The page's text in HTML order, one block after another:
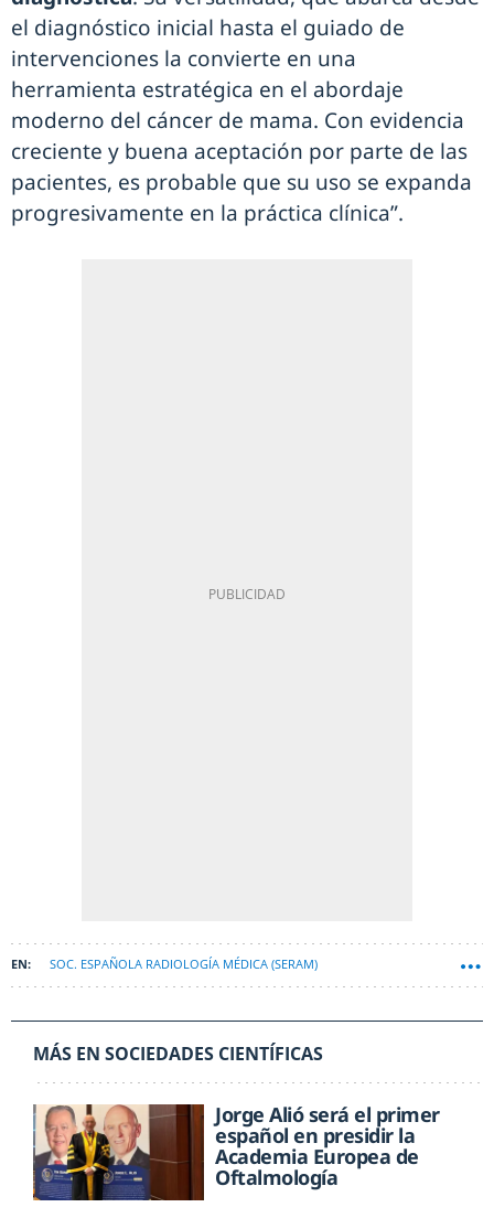
el diagnóstico inicial hasta el guiado de
intervenciones la convierte en una
herramienta estratégica en el abordaje
moderno del cáncer de mama. Con evidencia
creciente y buena aceptación por parte de las
pacientes, es probable que su uso se expanda
progresivamente en la práctica clínica”.
SOC. ESPAÑOLA RADIOLOGÍA MÉDICA (SERAM)
MÁS EN SOCIEDADES CIENTÍFICAS
Jorge Alió será el primer
español en presidir la
Academia Europea de
Oftalmología